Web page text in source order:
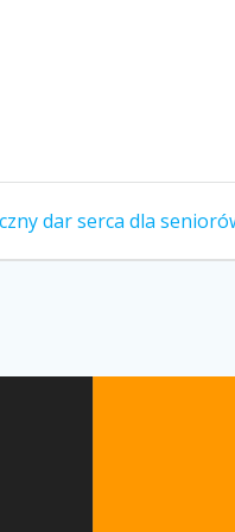
dar serca dla